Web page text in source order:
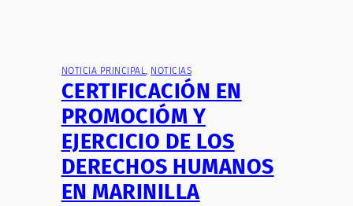
NOTICIA PRINCIPAL, NOTICIAS
CERTIFICACIÓN EN
PROMOCIÓM Y
EJERCICIO DE LOS
DERECHOS HUMANOS
EN MARINILLA